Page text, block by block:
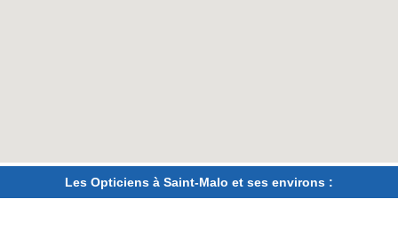
Les Opticiens à Saint-Malo et ses environs :